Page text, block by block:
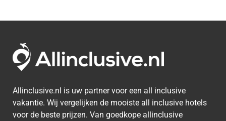
Allinclusive.nl is uw partner voor een all inclusive
vakantie. Wij vergelijken de mooiste all inclusive hotels
voor de beste prijzen. Van goedkope allinclusive